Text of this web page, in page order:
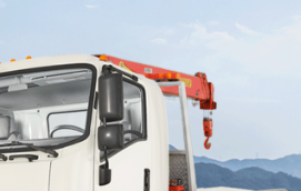
(ANPACT), dio a
registró
del año pasado.
un incremento del
ANPACT
cifra que,
representa un